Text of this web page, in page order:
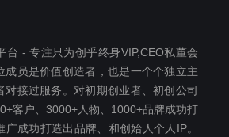
台 - 专注只为创乎终身VIP,CEO私董会
成员是价值创造者，也是一个个独立主
接过服务。对初期创业者、初创公司
客户、3000+人物、1000+品牌成功打
成功打造出品牌、和创始人个人IP。